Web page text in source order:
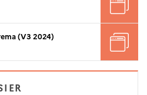
(V3 2024)